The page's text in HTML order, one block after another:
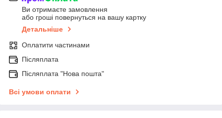
Ви отримаєте замовлення
або гроші повернуться на вашу картку
Детальніше
Оплатити частинами
Післяплата
Післяплата "Нова пошта"
Всі умови оплати